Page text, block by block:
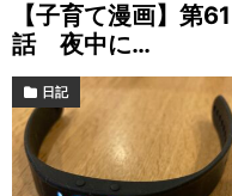
【子育て漫画】第61
話 夜中に…
日記